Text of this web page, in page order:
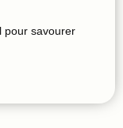
pour savourer